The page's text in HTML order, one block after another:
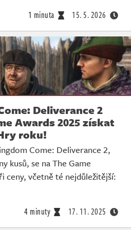
1 minuta 15. 5. 2026
Deliverance 2
Awards 2025 získat
roku!
Come: Deliverance 2,
kusů, se na The Game
ceny, včetně té nejdůležitější:
4 minuty 17. 11. 2025